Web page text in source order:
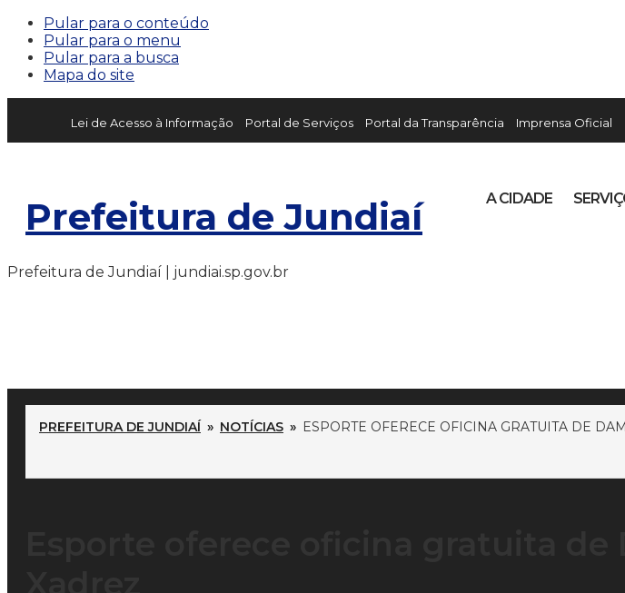
Pular para o conteúdo
Pular para o menu
Pular para a busca
Mapa do site
Lei de Acesso à Informação Portal de Serviços Portal da Transparência Imprensa Oficial
Prefeitura de Jundiaí A CIDADE
Prefeitura de Jundiaí | jundiai.sp.gov.br
PREFEITURA DE JUNDIAÍ » NOTÍCIAS » ESPORTE OFERECE OFICINA GRATUITA DE